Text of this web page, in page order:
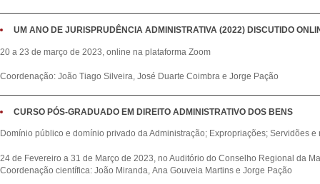
UM ANO DE JURISPRUDÊNCIA ADMINISTRATIVA (2022) DISCUTIDO
20 a 23 de março de 2023, online na plataforma Zoom
Coordenação: João Tiago Silveira, José Duarte Coimbra e Jorge Pação
CURSO PÓS-GRADUADO EM DIREITO ADMINISTRATIVO DOS BENS
Domínio público e domínio privado da Administração; Expropriações; Servidões
24 de Fevereiro a 31 de Março de 2023, no Auditório do Conselho Regional da
Coordenação científica: João Miranda, Ana Gouveia Martins e Jorge Pação